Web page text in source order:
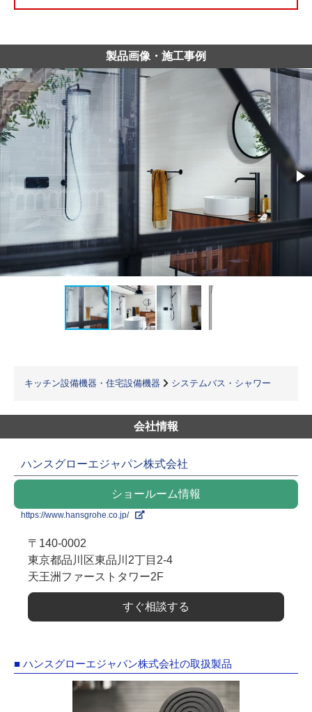
製品画像・施工事例
キッチン設備機器・住宅設備機器 システムバス・シャワー
会社情報
ハンスグローエジャパン株式会社
ショールーム情報
https://www.hansgrohe.co.jp/
〒140-0002
東京都品川区東品川2丁目2-4
天王洲ファーストタワー2F
すぐ相談する
■ ハンスグローエジャパン株式会社の取扱製品